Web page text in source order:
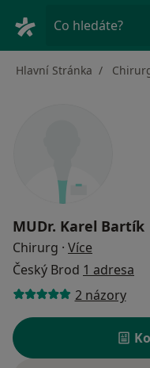
Co hledáte?
Hlavní Stránka
MUDr. Karel Bartík
Chirurg · Více
Český Brod 1 adresa
2 názory